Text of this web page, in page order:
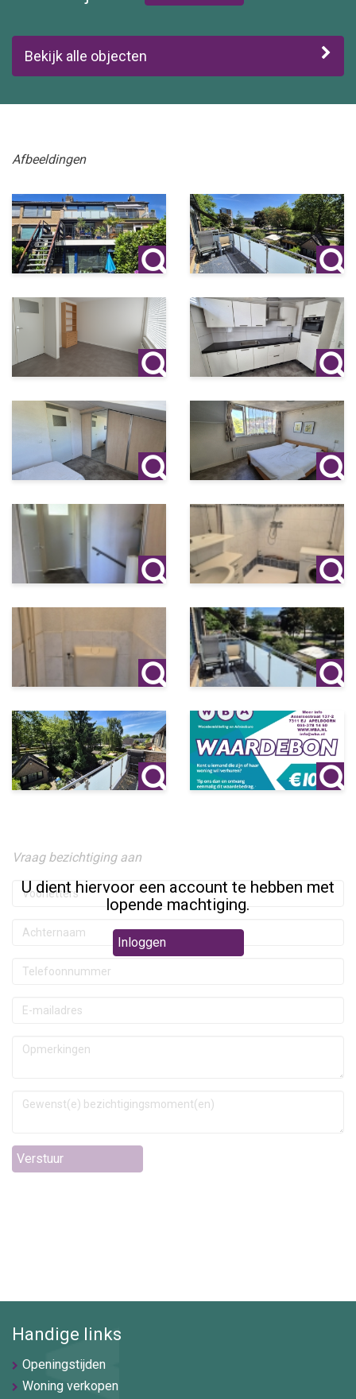
Bekijk alle objecten
Afbeeldingen
U dient hiervoor een account te hebben met
lopende machtiging.
Inloggen
Vraag bezichtiging aan
Verstuur
Handige links
Openingstijden
Woning verkopen